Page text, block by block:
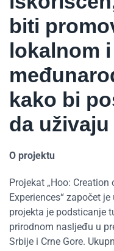
biti
lokalnom i
kako bi
da uživaju
O projektu
Projekat „Hoo:
Experiences“ započet
projekta je podsticanje
prirodnom nasljeđu u
Srbije i Crne Gore.